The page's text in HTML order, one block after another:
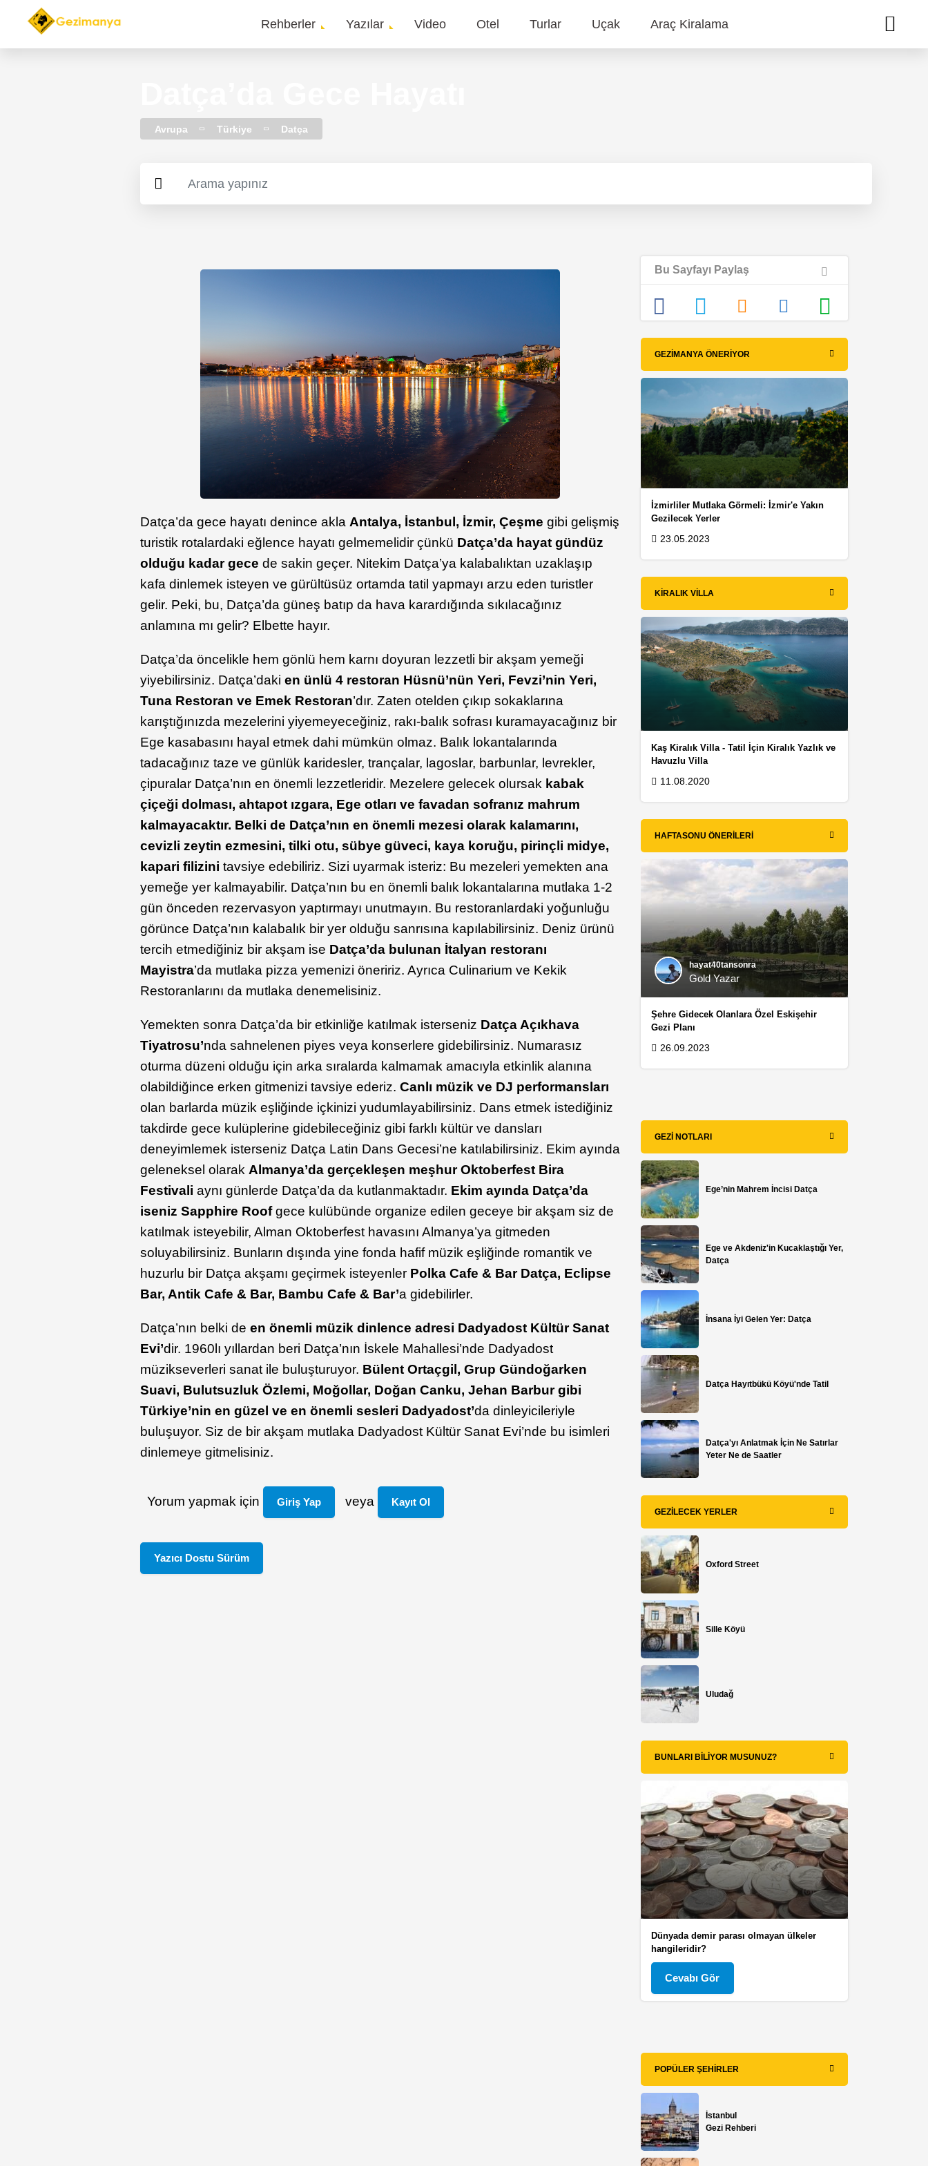
Main
Rehberler Yazılar Video Otel Turlar Uçak Araç Kiralama
Avrupa Türkiye Datça
Datça’da gece hayatı denince akla Antalya, İstanbul, İzmir, Çeşme gibi gelişmiş
turistik rotalardaki eğlence hayatı gelmemelidir çünkü Datça’da hayat gündüz
olduğu kadar gece de sakin geçer. Nitekim Datça’ya kalabalıktan uzaklaşıp
kafa dinlemek isteyen ve gürültüsüz ortamda tatil yapmayı arzu eden turistler
gelir. Peki, bu, Datça’da güneş batıp da hava karardığında sıkılacağınız
anlamına mı gelir? Elbette hayır.
Datça’da öncelikle hem gönlü hem karnı doyuran lezzetli bir akşam yemeği
yiyebilirsiniz. Datça’daki en ünlü 4 restoran Hüsnü’nün Yeri, Fevzi’nin Yeri,
Tuna Restoran ve Emek Restoran’dır. Zaten otelden çıkıp sokaklarına
karıştığınızda mezelerini yiyemeyeceğiniz, rakı-balık sofrası kuramayacağınız bir
Ege kasabasını hayal etmek dahi mümkün olmaz. Balık lokantalarında
tadacağınız taze ve günlük karidesler, trançalar, lagoslar, barbunlar, levrekler,
çipuralar Datça’nın en önemli lezzetleridir. Mezelere gelecek olursak kabak
çiçeği dolması, ahtapot ızgara, Ege otları ve favadan sofranız mahrum
kalmayacaktır. Belki de Datça’nın en önemli mezesi olarak kalamarını,
cevizli zeytin ezmesini, tilki otu, sübye güveci, kaya koruğu, pirinçli midye,
kapari filizinitavsiye edebiliriz. Sizi uyarmak isteriz: Bu mezeleri yemekten ana
yemeğe yer kalmayabilir. Datça’nın bu en önemli balık lokantalarına mutlaka 1-2
gün önceden rezervasyon yaptırmayı unutmayın. Bu restoranlardaki yoğunluğu
görünce Datça’nın kalabalık bir yer olduğu sanrısına kapılabilirsiniz. Deniz ürünü
tercih etmediğiniz bir akşam ise Datça’da bulunan İtalyan restoranı
Mayistra’da mutlaka pizza yemenizi öneririz. Ayrıca Culinarium ve Kekik
Restoranlarını da mutlaka denemelisiniz.
Yemekten sonra Datça’da bir etkinliğe katılmak isterseniz Datça Açıkhava
Tiyatrosu’nda sahnelenen piyes veya konserlere gidebilirsiniz. Numarasız
oturma düzeni olduğu için arka sıralarda kalmamak amacıyla etkinlik alanına
olabildiğince erken gitmenizi tavsiye ederiz.Canlı müzik ve DJ performansları
olan barlarda müzik eşliğinde içkinizi yudumlayabilirsiniz. Dans etmek istediğiniz
takdirde gece kulüplerine gidebileceğiniz gibi farklı kültür ve dansları
deneyimlemek isterseniz Datça Latin Dans Gecesi’ne katılabilirsiniz. Ekim ayında
geleneksel olarak Almanya’da gerçekleşen meşhur Oktoberfest Bira
Festivali aynı günlerde Datça’da da kutlanmaktadır. Ekim ayında Datça’da
iseniz Sapphire Roofgece kulübünde organize edilen geceye bir akşam siz de
katılmak isteyebilir, Alman Oktoberfest havasını Almanya’ya gitmeden
soluyabilirsiniz. Bunların dışında yine fonda hafif müzik eşliğinde romantik ve
huzurlu bir Datça akşamı geçirmek isteyenler Polka Cafe & Bar Datça, Eclipse
Bar, Antik Cafe & Bar, Bambu Cafe & Bar’a gidebilirler.
Datça’nın belki deen önemli müzik dinlence adresi Dadyadost Kültür Sanat
Evi’dir. 1960lı yıllardan beri Datça’nın İskele Mahallesi’nde Dadyadost
müzikseverleri sanat ile buluşturuyor. Bülent Ortaçgil, Grup Gündoğarken
Suavi, Bulutsuzluk Özlemi, Moğollar, Doğan Canku, Jehan Barbur gibi
Türkiye’nin en güzel ve en önemli sesleri Dadyadost’da dinleyicileriyle
buluşuyor. Siz de bir akşam mutlaka Dadyadost Kültür Sanat Evi’nde bu isimleri
dinlemeye gitmelisiniz.
Yorum yapmak için Giriş Yap veya Kayıt Ol
Yazıcı Dostu Sürüm
Bu Sayfayı Paylaş
GEZIMANYA ÖNERIYOR
İzmirliler Mutlaka Görmeli: İzmir'e Yakın
Gezilecek Yerler
23.05.2023
KIRALIK VILLA
Kaş Kiralık Villa - Tatil İçin Kiralık Yazlık ve
Havuzlu Villa
11.08.2020
HAFTASONU ÖNERILERI
hayat40tansonra
Gold Yazar
Şehre Gidecek Olanlara Özel Eskişehir
Gezi Planı
26.09.2023
GEZI NOTLARI
Ege’nin Mahrem İncisi Datça
Ege ve Akdeniz'in Kucaklaştığı Yer,
Datça
İnsana İyi Gelen Yer: Datça
Datça Hayıtbükü Köyü'nde Tatil
Datça'yı Anlatmak İçin Ne Satırlar
Yeter Ne de Saatler
GEZILECEK YERLER
Oxford Street
Sille Köyü
Uludağ
BUNLARI BILIYOR MUSUNUZ?
Dünyada demir parası olmayan ülkeler
hangileridir?
Cevabı Gör
POPÜLER ŞEHIRLER
İstanbul
Gezi Rehberi